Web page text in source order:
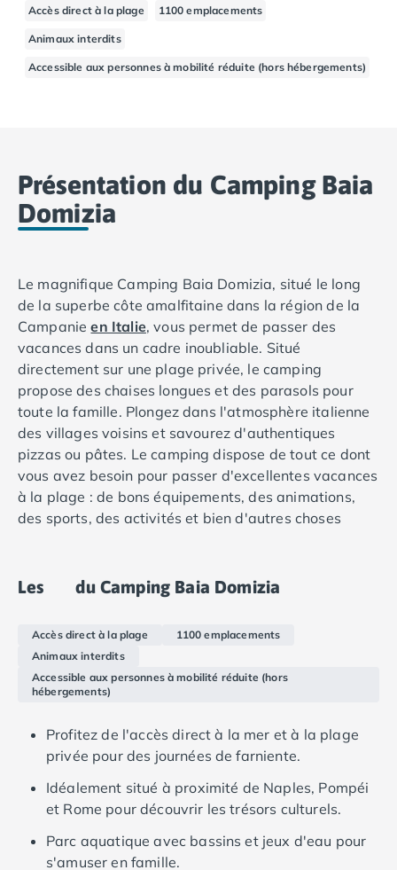
Camping Biarritz
Camping Bidart
Camping Saint Jean de Luz
Camping Honfleur
Camping Houlgate
Camping Ouistreham
Camping Bretagne
Camping Côtes d'Armor
Camping Erquy
Camping Saint-Cast-le-Guildo
Camping Finistère
Camping Benodet
Camping Brest
Camping Carantec
Camping Concarneau
Camping Douarnenez
Camping Fouesnant
Camping Plouescat
Camping Ille-et-Vilaine
Camping Dinard
Camping Saint-Malo
Camping Morbihan
Camping Auray
Camping La Trinité sur Mer
Camping Locmariaquer
Camping Quiberon
Camping Sarzeau
Camping Vannes
Camping Champagne-Ardenne
Accès direct à la plage 1100 emplacements
Animaux interdits
Accessible aux personnes à mobilité réduite (hors hébergements)
Présentation du Camping Baia
Domizia
Le magnifique Camping Baia Domizia, situé le long
de la superbe côte amalfitaine dans la région de la
Campanieen Italie, vous permet de passer des
vacances dans un cadre inoubliable. Situé
directement sur une plage privée, le camping
propose des chaises longues et des parasols pour
toute la famille. Plongez dans l'atmosphère italienne
des villages voisins et savourez d'authentiques
pizzas ou pâtes. Le camping dispose de tout ce dont
vous avez besoin pour passer d'excellentes vacances
à la plage : de bons équipements, des animations,
des sports, des activités et bien d'autres choses
mobil-home moderne, qui dispose d'une place de
prélasser au soleil. Là, dans votre hébergement
confortable, vous pouvez planifier l'activité du
lendemain, qu'il s'agisse d'une journée à la plage ou
de la découverte d'attractions touristiques dans les
Les du Camping Baia Domizia
Accès direct à la plage
1100 emplacements
Animaux interdits
Accessible aux personnes à mobilité réduite (hors
hébergements)
Profitez de l'accès direct à la mer et à la plage
privée pour des journées de farniente.
Idéalement situé à proximité de Naples, Pompéi
et Rome pour découvrir les trésors culturels.
Parc aquatique avec bassins et jeux d'eau pour
s'amuser en famille.